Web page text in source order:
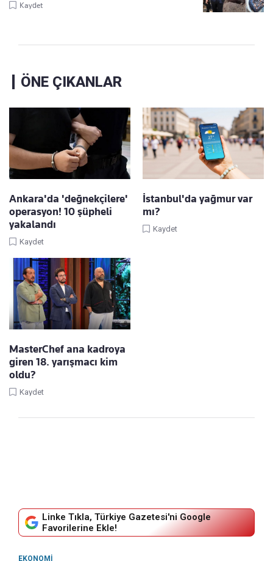
Kaydet
ÖNE ÇIKANLAR
Ankara'da 'değnekçilere'
operasyon! 10 şüpheli
yakalandı
Kaydet
İstanbul'da yağmur var
mı?
Kaydet
MasterChef ana kadroya
giren 18. yarışmacı kim
oldu?
Kaydet
Linke Tıkla, Türkiye Gazetesi'ni Google
Favorilerine Ekle!
EKONOMI